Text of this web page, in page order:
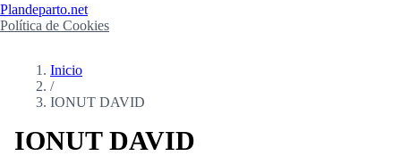
Plandeparto.net
Política de Cookies
Inicio
/
IONUT DAVID
IONUT DAVID